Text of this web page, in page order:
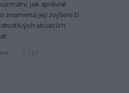
jak správně
znamená její zvýšení či
situacích
z 1